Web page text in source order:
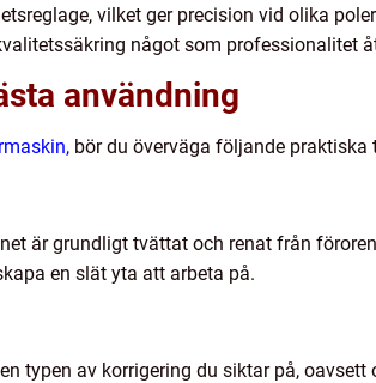
vilket ger precision vid olika
något som professionalitet
användning
bör du överväga följande praktiska
är grundligt tvättat och renat från
en slät yta att arbeta på.
typen av korrigering du siktar på,